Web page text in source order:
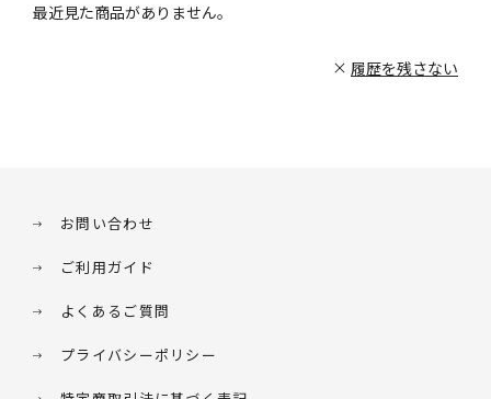
最近見た商品がありません。
履歴を残さない
お問い合わせ
ご利用ガイド
よくあるご質問
プライバシーポリシー